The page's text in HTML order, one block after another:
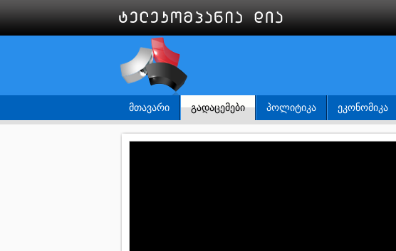
ᲛᲗᲐᲕᲐᲠᲘ ᲒᲐᲓᲐᲪᲔᲛᲔᲑᲘ ᲞᲝᲚᲘᲢᲘᲙᲐ ᲔᲙᲝᲜᲝᲛᲘᲙᲐ